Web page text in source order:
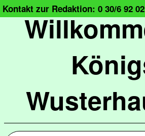
Kontakt zur Redaktion: 0 30/6 92